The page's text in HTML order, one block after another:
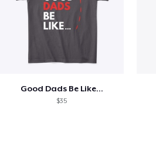
Good Dads Be Like...
$35